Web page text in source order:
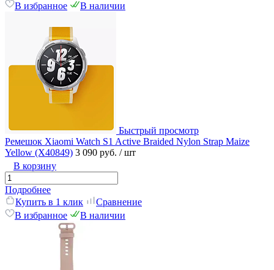
В избранное
В наличии
Быстрый просмотр
Ремешок Xiaomi Watch S1 Active Braided Nylon Strap Maize
Yellow (X40849) 3 090 руб. / шт
В корзину
Подробнее
Купить в 1 клик
Сравнение
В избранное
В наличии